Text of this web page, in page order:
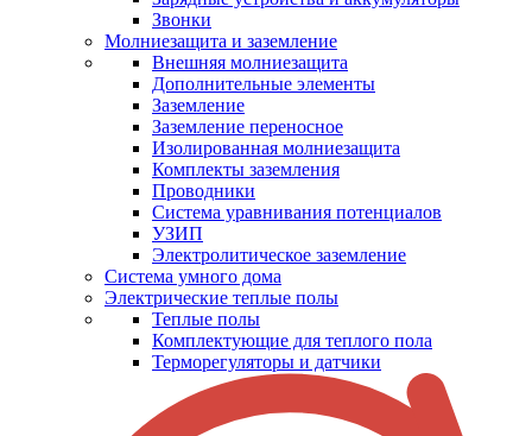
Звонки
Молниезащита и заземление
Внешняя молниезащита
Дополнительные элементы
Заземление
Заземление переносное
Изолированная молниезащита
Комплекты заземления
Проводники
Система уравнивания потенциалов
УЗИП
Электролитическое заземление
Система умного дома
Электрические теплые полы
Теплые полы
Комплектующие для теплого пола
Терморегуляторы и датчики